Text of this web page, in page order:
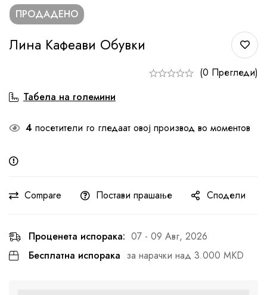
ПРОДАДЕНО
Лина Кафеави Обувки
(0 Прегледи)
Табела на големини
4 посетители го гледаат овој производ во моментов
Compare Постави прашање Сподели
Проценета испорака: 07 - 09 Авг, 2026
Бесплатна испорака за нарачки над 3.000 MKD